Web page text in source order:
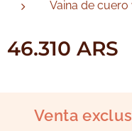
Vaina de cuero
46.310 ARS
Venta